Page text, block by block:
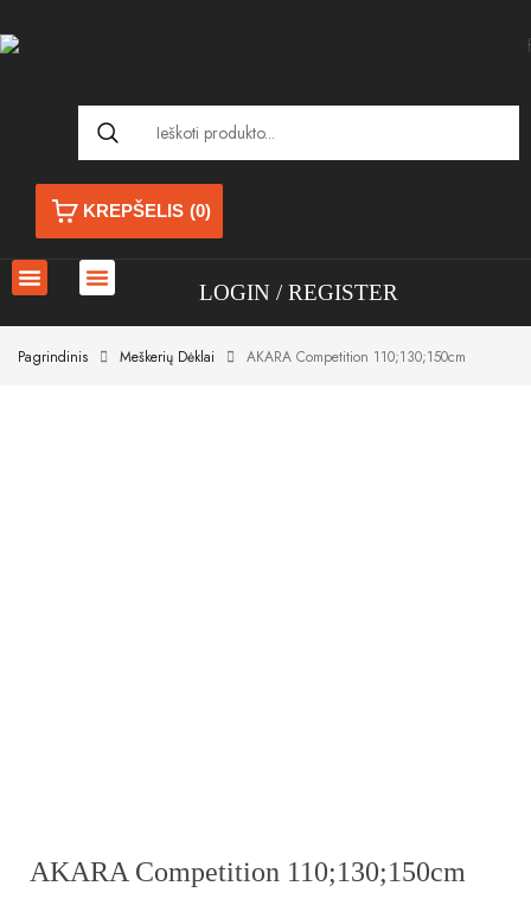
KREPŠELIS (0)
LOGIN REGISTER
Pagrindinis Meškerių Dėklai AKARA Competition 110;130;150cm
AKARA Competition 110;130;150cm